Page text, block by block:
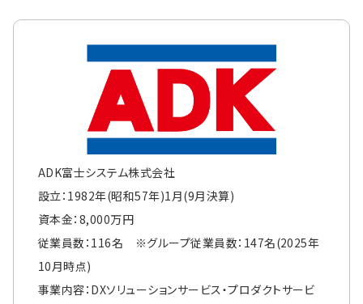
ADK富士システム株式会社
設立：1982年(昭和57年)1月(9月決算)
資本金：8,000万円
従業員数：116名 ※グループ従業員数：147名(2025年
10月時点)
事業内容：DXソリューションサービス・プロダクトサービ